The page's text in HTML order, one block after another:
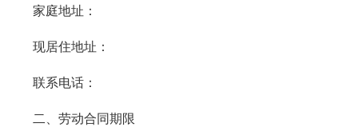
家庭地址：
现居住地址：
联系电话：
二、劳动合同期限